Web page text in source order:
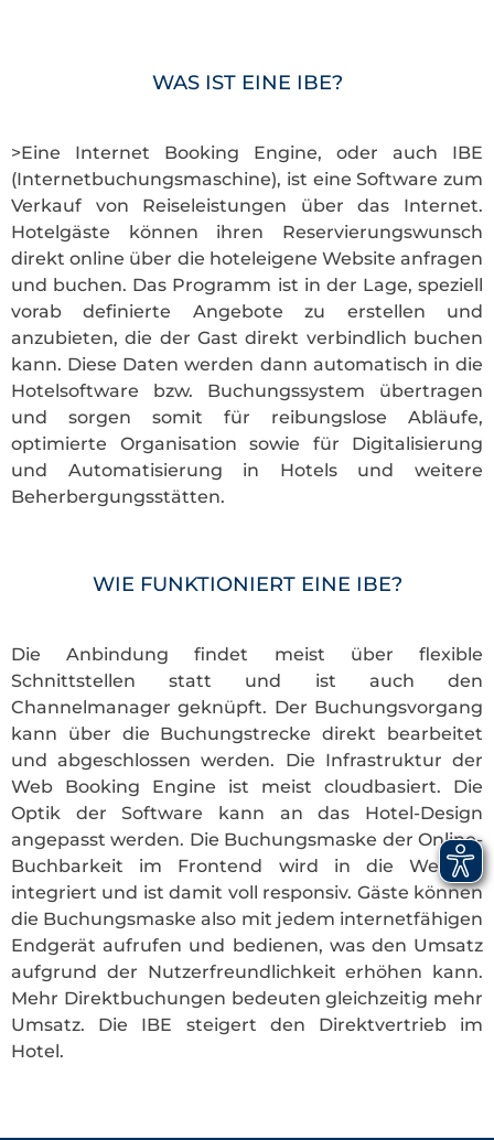
WAS IST EINE IBE?
>Eine Internet Booking Engine, oder auch IBE
(Internetbuchungsmaschine), ist eine Software zum
Verkauf von Reiseleistungen über das Internet.
Hotelgäste können ihren Reservierungswunsch
direkt online über die hoteleigene Website anfragen
und buchen. Das Programm ist in der Lage, speziell
vorab definierte Angebote zu erstellen und
anzubieten, die der Gast direkt verbindlich buchen
kann. Diese Daten werden dann automatisch in die
Hotelsoftware bzw. Buchungssystem übertragen
und sorgen somit für reibungslose Abläufe,
optimierte Organisation sowie für Digitalisierung
und Automatisierung in Hotels und weitere
Beherbergungsstätten.
WIE FUNKTIONIERT EINE IBE?
Die Anbindung findet meist über flexible
Schnittstellen statt und ist auch den
Channelmanager geknüpft. Der Buchungsvorgang
kann über die Buchungstrecke direkt bearbeitet
und abgeschlossen werden. Die Infrastruktur der
Web Booking Engine ist meist cloudbasiert. Die
Optik der Software kann an das Hotel-Design
angepasst werden. Die Buchungsmaske der Online-
Buchbarkeit im Frontend wird in die Website
integriert und ist damit voll responsiv. Gäste können
die Buchungsmaske also mit jedem internetfähigen
Endgerät aufrufen und bedienen, was den Umsatz
aufgrund der Nutzerfreundlichkeit erhöhen kann.
Mehr Direktbuchungen bedeuten gleichzeitig mehr
Umsatz. Die IBE steigert den Direktvertrieb im
Hotel.